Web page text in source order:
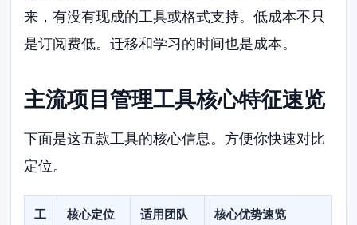
来，有没有现成的工具或格式支持。低成本不只
是订阅费低。迁移和学习的时间也是成本。
主流项目管理工具核心特征速览
下面是这五款工具的核心信息。方便你快速对比
定位。
工
核心定位
适用团队
核心优势速览